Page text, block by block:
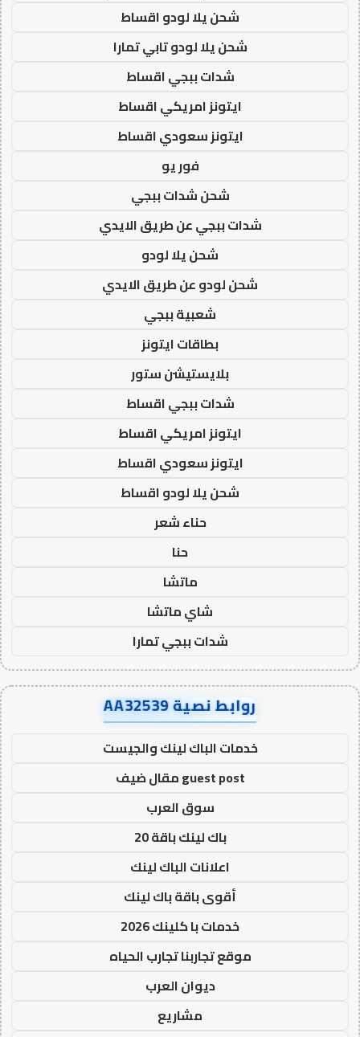
شحن يلا لودو اقساط
شحن يلا لودو تابي تمارا
شدات ببجي اقساط
ايتونز امريكي اقساط
ايتونز سعودي اقساط
فور يو
شحن شدات ببجي
شدات ببجي عن طريق الايدي
شحن يلا لودو
شحن لودو عن طريق الايدي
شعبية ببجي
بطاقات ايتونز
بلايستيشن ستور
شدات ببجي اقساط
ايتونز امريكي اقساط
ايتونز سعودي اقساط
شحن يلا لودو اقساط
حناء شعر
حنا
ماتشا
شاي ماتشا
شدات ببجي تمارا
روابط نصية AA32539
خدمات الباك لينك والجيست
guest post مقال ضيف
سوق العرب
باك لينك باقة 20
اعلانات الباك لينك
أقوى باقة باك لينك
خدمات با كلينك 2026
موقع تجاربنا تجارب الحياه
ديوان العرب
مشاريع